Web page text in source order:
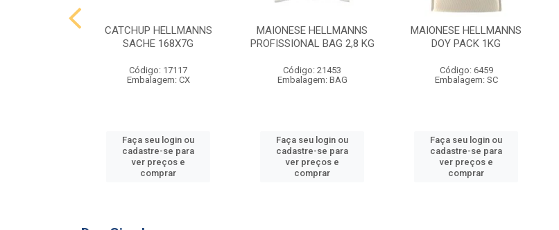
CATCHUP HELLMANNS
SACHE 168X7G
Código: 17117
Embalagem: CX
Faça seu login ou
cadastre-se para
ver preços e
comprar
MAIONESE HELLMANNS
PROFISSIONAL BAG 2,8 KG
Código: 21453
Embalagem: BAG
Faça seu login ou
cadastre-se para
ver preços e
comprar
MAIONESE HELLMANNS
DOY PACK 1KG
Código: 6459
Embalagem: SC
Faça seu login ou
cadastre-se para
ver preços e
comprar